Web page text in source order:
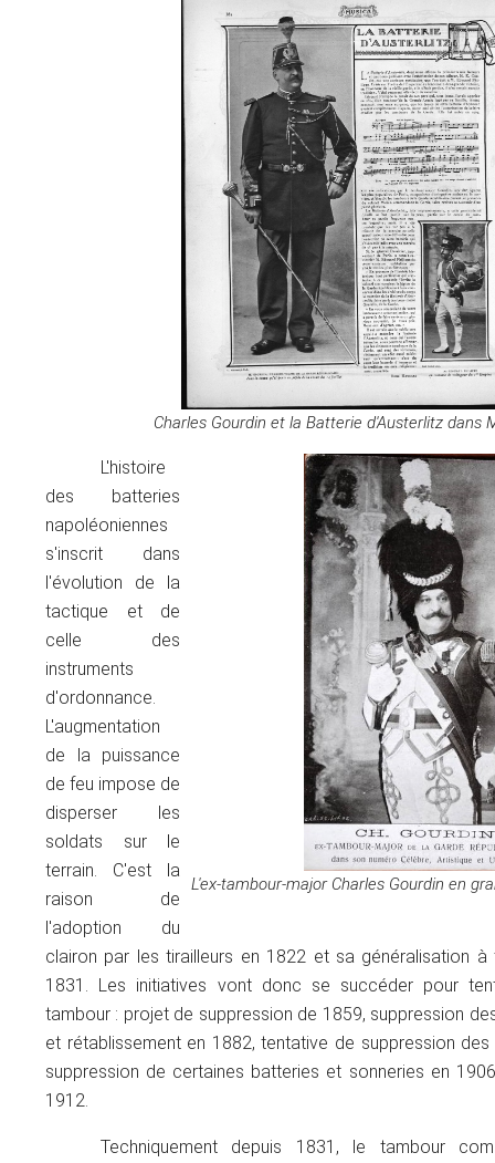
Charles Gourdin et la Batterie d'Austerlitz dans
L'ex-tambour-major Charles Gourdin en
L'histoire
des batteries
napoléoniennes
s'inscrit dans
l'évolution de la
tactique et de
celle des
instruments
d'ordonnance.
L'augmentation
de la puissance
de feu impose de
disperser les
soldats sur le
terrain. C'est la
raison de
l'adoption du
clairon par les tirailleurs en 1822 et sa généralisation à
1831. Les initiatives vont donc se succéder pour
tambour : projet de suppression de 1859, suppression
et rétablissement en 1882, tentative de suppression
suppression de certaines batteries et sonneries en
1912.
Techniquement depuis 1831, le tambour